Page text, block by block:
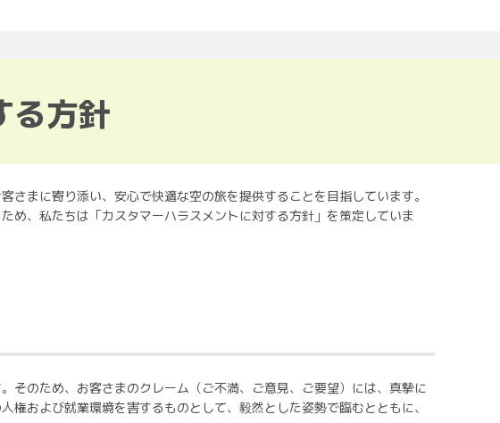
る方針
まに寄り添い、安心で快適な空の旅を提供することを目指しています。
め、私たちは「カスタマーハラスメントに対する方針」を策定していま
そのため、お客さまのクレーム（ご不満、ご意見、ご要望）には、真摯に
および就業環境を害するものとして、毅然とした姿勢で臨むとともに、